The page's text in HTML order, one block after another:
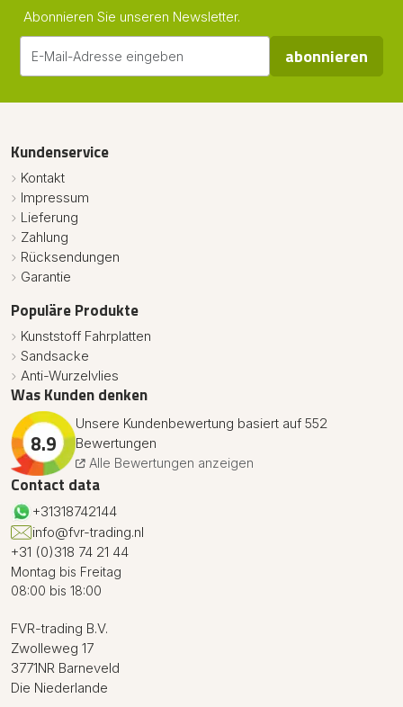
Abonnieren Sie unseren Newsletter.
abonnieren
Kundenservice
Kontakt
Impressum
Lieferung
Zahlung
Rücksendungen
Garantie
Populäre Produkte
Kunststoff Fahrplatten
Sandsacke
Anti-Wurzelvlies
Was Kunden denken
8.9
Unsere Kundenbewertung basiert auf 552
Bewertungen
Alle Bewertungen anzeigen
Contact data
+31318742144
info@fvr-trading.nl
+31 (0)318 74 21 44
Montag bis Freitag
08:00 bis 18:00
FVR-trading B.V.
Zwolleweg 17
3771NR Barneveld
Die Niederlande